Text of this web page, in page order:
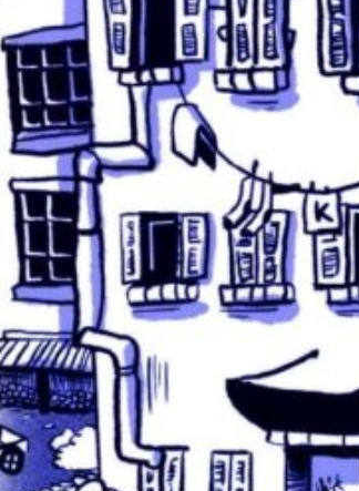
Update Kampagne „KuZeB
KuZeB bleibt! Kampagnen-Update